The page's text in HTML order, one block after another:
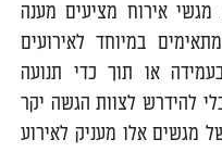
מגשי אירוח מציעים מענה
במיוחד לאירועים
או תוך כדי תנועה
להידרש לצוות הגשה יקר
מגשים אלו מעניק לאירוע